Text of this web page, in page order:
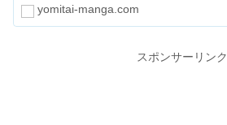
yomitai-manga.com
スポンサーリンク